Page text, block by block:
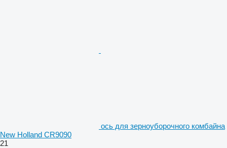
ось для зерноуборочного комбайна
New Holland CR9090
21